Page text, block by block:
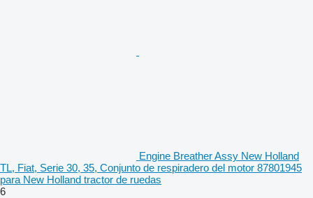
Engine Breather Assy New Holland
TL, Fiat, Serie 30, 35, Conjunto de respiradero del motor 87801945
para New Holland tractor de ruedas
6